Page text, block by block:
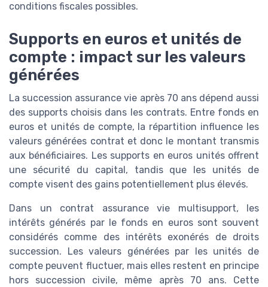
conditions fiscales possibles.
Supports en euros et unités de
compte : impact sur les valeurs
générées
La succession assurance vie après 70 ans dépend aussi
des supports choisis dans les contrats. Entre fonds en
euros et unités de compte, la répartition influence les
valeurs générées contrat et donc le montant transmis
aux bénéficiaires. Les supports en euros unités offrent
une sécurité du capital, tandis que les unités de
compte visent des gains potentiellement plus élevés.
Dans un contrat assurance vie multisupport, les
intérêts générés par le fonds en euros sont souvent
considérés comme des intérêts exonérés de droits
succession. Les valeurs générées par les unités de
compte peuvent fluctuer, mais elles restent en principe
hors succession civile, même après 70 ans. Cette